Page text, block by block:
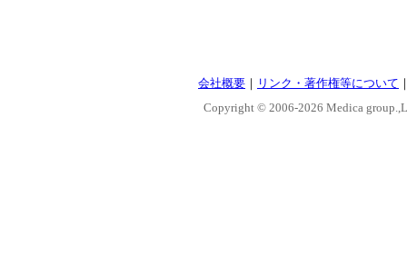
会社概要 ｜ リンク・著作権等について
Copyright © 2006-2026 Medica